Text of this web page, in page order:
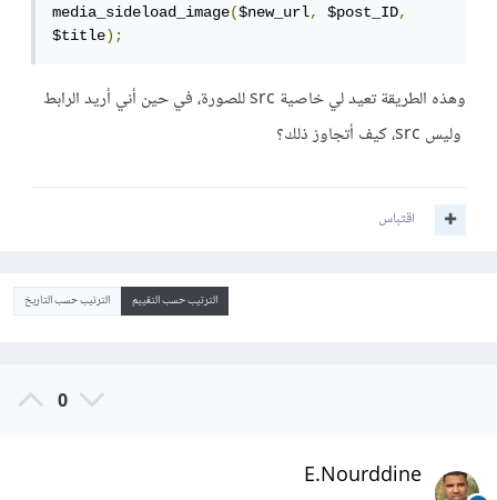
media_sideload_image($new_url, $post_ID,
$title);
وهذه الطريقة تعيد لي خاصية src للصورة، في حين أني أريد الرابط
وليس src، كيف أتجاوز ذلك؟
اقتباس
الترتيب حسب التقييم الترتيب حسب التاريخ
0
E.Nourddine